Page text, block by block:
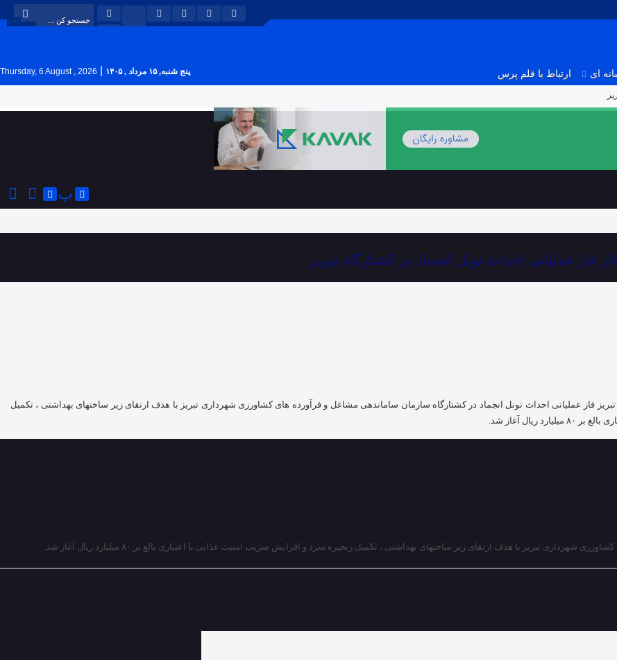
ای ارتباط با قلم پرس پنج شنبه, ۱۵ مرداد , ۱۴۰۵ Thursday, 6 August , 2026
پ
فاز عملیاتی احداث تونل انجماد در کشتارگاه تبریز
تبریز فاز عملیاتی احداث تونل انجماد در کشتارگاه سازمان ساماندهی مشاغل و فرآورده های کشاورزی شهرداری تبریز با هدف ارتقای زیر ساختهای بهداشتی ، تکمیل
آغاز شد.
تبریز با هدف ارتقای زیر ساختهای بهداشتی ، تکمیل زنجیره سرد و افزایش ضریب امنیت غذایی با اعتباری بالغ بر ۸۰ میلیارد ریال آغاز شد.